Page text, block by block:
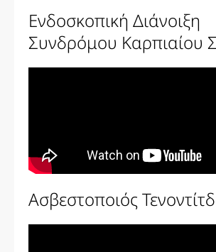
Ενδοσκοπική Διάνοιξη
Συνδρόμου Καρπιαίου
Ασβεστοποιός